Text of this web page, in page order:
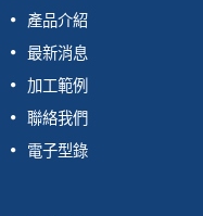
產品介紹
最新消息
加工範例
聯絡我們
電子型錄